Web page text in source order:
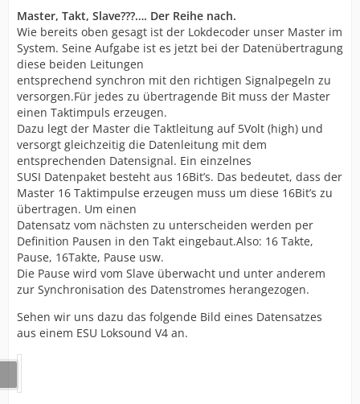
Master, Takt, Slave???…. Der Reihe nach.
Wie bereits oben gesagt ist der Lokdecoder unser Master im
System. Seine Aufgabe ist es jetzt bei der Datenübertragung
diese beiden Leitungen
entsprechend synchron mit den richtigen Signalpegeln zu
versorgen.Für jedes zu übertragende Bit muss der Master
einen Taktimpuls erzeugen.
Dazu legt der Master die Taktleitung auf 5Volt (high) und
versorgt gleichzeitig die Datenleitung mit dem
entsprechenden Datensignal. Ein einzelnes
SUSI Datenpaket besteht aus 16Bit’s. Das bedeutet, dass der
Master 16 Taktimpulse erzeugen muss um diese 16Bit’s zu
übertragen. Um einen
Datensatz vom nächsten zu unterscheiden werden per
Definition Pausen in den Takt eingebaut.Also: 16 Takte,
Pause, 16Takte, Pause usw.
Die Pause wird vom Slave überwacht und unter anderem
zur Synchronisation des Datenstromes herangezogen.
Sehen wir uns dazu das folgende Bild eines Datensatzes
aus einem ESU Loksound V4 an.